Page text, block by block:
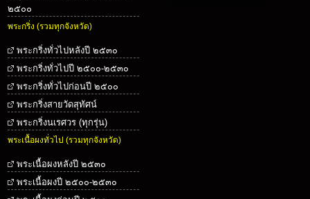
๒๕๐๐
พระกริ่ง (รวมทุกจังหวัด)
พระกริ่งทั่วไปหลังปี ๒๕๓๐
พระกริ่งทั่วไปปี ๒๕๐๐-๒๕๓๐
พระกริ่งทั่วไปก่อนปี ๒๕๐๐
พระกริ่งสายวัดสุทัศน์
พระกริ่งนเรศวร (ทุกรุ่น)
พระเนื้อผงทั่วไป (รวมทุกจังหวัด)
พระเนื้อผงหลังปี ๒๕๓๐
พระเนื้อผงปี ๒๕๐๐-๒๕๓๐